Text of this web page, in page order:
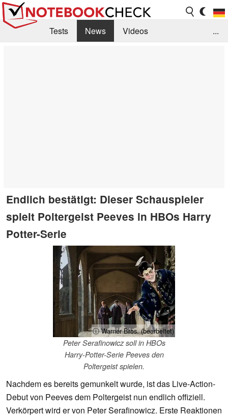
Tests News
Videos
...
Endlich bestätigt: Dieser Schauspieler
spielt Poltergeist Peeves in HBOs Harry
Potter-Serie
ⓘ Warner Bros. (bearbeitet)
Peter Serafinowicz soll in HBOs
Harry-Potter-Serie Peeves den
Poltergeist spielen.
Nachdem es bereits gemunkelt wurde, ist das Live-Action-
Debut von Peeves dem Poltergeist nun endlich offiziell.
Verkörpert wird er von Peter Serafinowicz. Erste Reaktionen